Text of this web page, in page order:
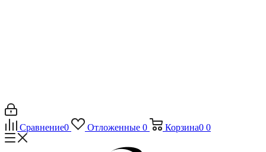
Сравнение0 Отложенные 0 Корзина0 0